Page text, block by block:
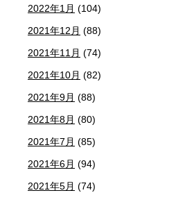
2022年1月 (104)
2021年12月 (88)
2021年11月 (74)
2021年10月 (82)
2021年9月 (88)
2021年8月 (80)
2021年7月 (85)
2021年6月 (94)
2021年5月 (74)